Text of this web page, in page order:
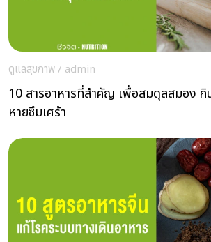
ดูแลสุขภาพ/ admin
10 สารอาหารที่สำคัญ เพื่อสมดุลสมอง กิ
หายซึมเศร้า